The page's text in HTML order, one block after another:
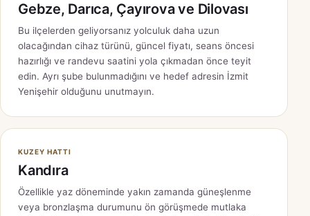
Gebze, Darıca, Çayırova ve Dilovası
Bu ilçelerden geliyorsanız yolculuk daha uzun
olacağından cihaz türünü, güncel fiyatı, seans öncesi
hazırlığı ve randevu saatini yola çıkmadan önce teyit
edin. Ayrı şube bulunmadığını ve hedef adresin İzmit
Yenişehir olduğunu unutmayın.
KUZEY HATTI
Kandıra
Özellikle yaz döneminde yakın zamanda güneşlenme
veya bronzlaşma durumunu ön görüşmede mutlaka